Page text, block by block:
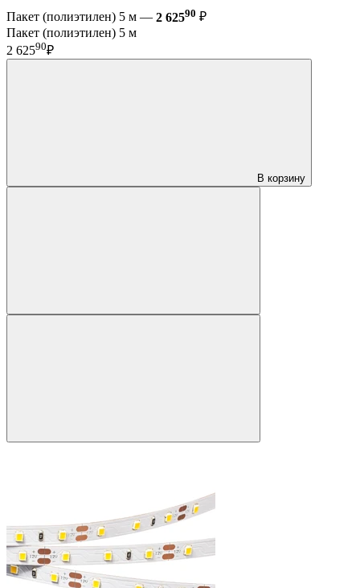
Пакет (полиэтилен) 5 м — 2 62590 ₽
Пакет (полиэтилен) 5 м
2 62590₽
В корзину